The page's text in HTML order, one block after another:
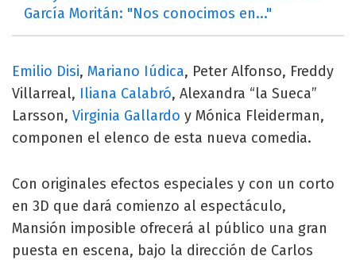
García Moritán: "Nos conocimos en..."
Emilio Disi, Mariano Iúdica, Peter Alfonso, Freddy
Villarreal, Iliana Calabró, Alexandra “la Sueca”
Larsson, Virginia Gallardo y Mónica Fleiderman,
componen el elenco de esta nueva comedia.
Con originales efectos especiales y con un corto
en 3D que dará comienzo al espectáculo,
Mansión imposible ofrecerá al público una gran
puesta en escena, bajo la dirección de Carlos